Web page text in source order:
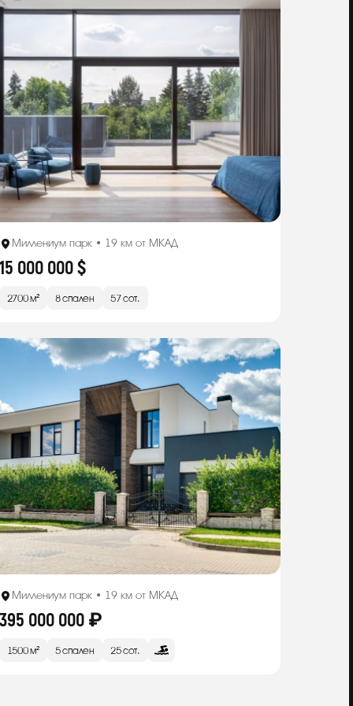
Миллениум парк • 19 км от МКАД
000 000 $
2700 м² 8 спален 57 сот.
Миллениум парк • 19 км от МКАД
000 000 ₽
1500 м² 5 спален 25 сот.